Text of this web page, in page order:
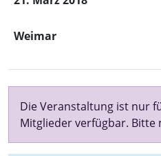
Weimar
Die Veranstaltung ist nur
Mitglieder verfügbar. Bitte